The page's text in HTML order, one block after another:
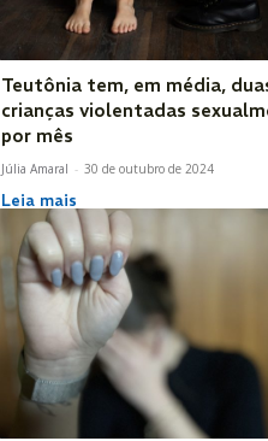
Teutônia tem, em média,
crianças violentadas
por mês
Júlia Amaral - 30 de outubro de 2024
Leia mais